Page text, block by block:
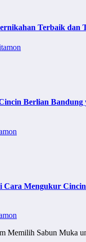
Terbaik dan
Berlian Bandung
Cara Mengukur